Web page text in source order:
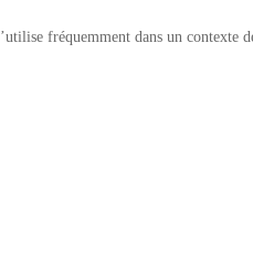
fréquemment dans un contexte